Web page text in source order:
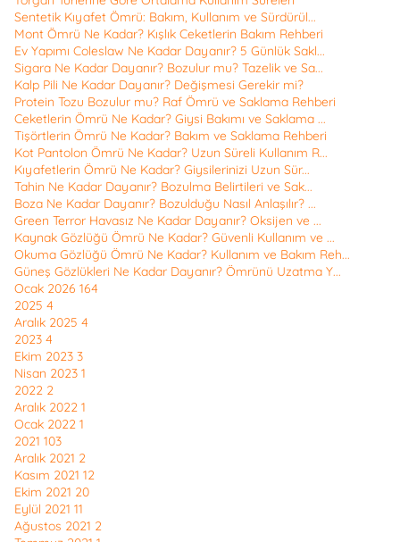
Sentetik Kıyafet Ömrü: Bakım, Kullanım ve Sürdürül...
Mont Ömrü Ne Kadar? Kışlık Ceketlerin Bakım Rehberi
Ev Yapımı Coleslaw Ne Kadar Dayanır? 5 Günlük Sakl...
Sigara Ne Kadar Dayanır? Bozulur mu? Tazelik ve Sa...
Kalp Pili Ne Kadar Dayanır? Değişmesi Gerekir mi?
Protein Tozu Bozulur mu? Raf Ömrü ve Saklama Rehberi
Ceketlerin Ömrü Ne Kadar? Giysi Bakımı ve Saklama ...
Tişörtlerin Ömrü Ne Kadar? Bakım ve Saklama Rehberi
Kot Pantolon Ömrü Ne Kadar? Uzun Süreli Kullanım R...
Kıyafetlerin Ömrü Ne Kadar? Giysilerinizi Uzun Sür...
Tahin Ne Kadar Dayanır? Bozulma Belirtileri ve Sak...
Boza Ne Kadar Dayanır? Bozulduğu Nasıl Anlaşılır? ...
Green Terror Havasız Ne Kadar Dayanır? Oksijen ve ...
Kaynak Gözlüğü Ömrü Ne Kadar? Güvenli Kullanım ve ...
Okuma Gözlüğü Ömrü Ne Kadar? Kullanım ve Bakım Reh...
Güneş Gözlükleri Ne Kadar Dayanır? Ömrünü Uzatma Y...
Ocak 2026 164
2025 4
Aralık 2025 4
2023 4
Ekim 2023 3
Nisan 2023 1
2022 2
Aralık 2022 1
Ocak 2022 1
2021 103
Aralık 2021 2
Kasım 2021 12
Ekim 2021 20
Eylül 2021 11
Ağustos 2021 2